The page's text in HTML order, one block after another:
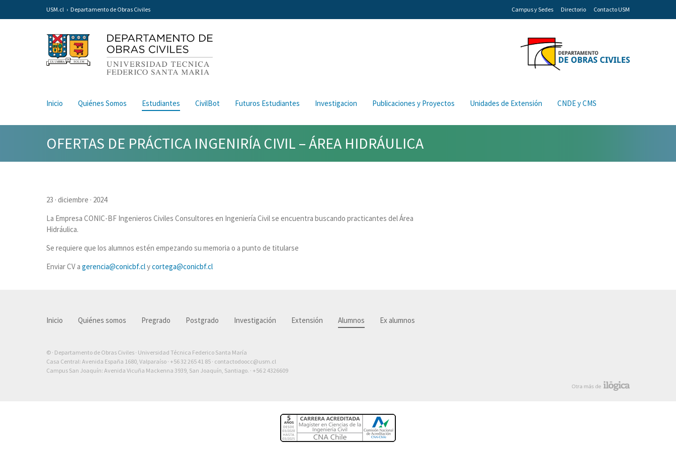
USM.cl Departamento de Obras Civiles Campus y Sedes Directorio Contacto USM
Inicio Quiénes Somos Estudiantes CivilBot Futuros Estudiantes Investigacion Publicaciones y Proyectos Unidades de Extensión CNDE y CMS
OFERTAS DE PRÁCTICA INGENIRÍA CIVIL – ÁREA HIDRÁULICA
23 · diciembre · 2024
La Empresa CONIC-BF Ingenieros Civiles Consultores en Ingeniería Civil se encuentra buscando practicantes del Área
Hidráulica.
Se requiere que los alumnos estén empezando su memoria o a punto de titularse
Enviar CV a gerencia@conicbf.clycortega@conicbf.cl
Inicio Quiénes somos Pregrado Postgrado Investigación Extensión Alumnos Ex alumnos
© · Departamento de Obras Civiles · Universidad Técnica Federico Santa María
Casa Central: Avenida España 1680, Valparaíso · +56 32 265 41 85 · contactodoocc@usm.cl
Campus San Joaquín: Avenida Vicuña Mackenna 3939, San Joaquín, Santiago. · +56 2 4326609